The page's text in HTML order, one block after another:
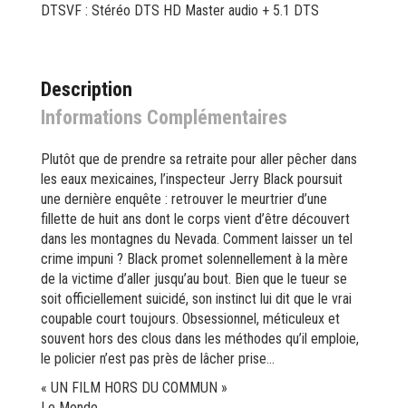
DTSVF : Stéréo DTS HD Master audio + 5.1 DTS
Description
Informations Complémentaires
Plutôt que de prendre sa retraite pour aller pêcher dans
les eaux mexicaines, l’inspecteur Jerry Black poursuit
une dernière enquête : retrouver le meurtrier d’une
fillette de huit ans dont le corps vient d’être découvert
dans les montagnes du Nevada. Comment laisser un tel
crime impuni ? Black promet solennellement à la mère
de la victime d’aller jusqu’au bout. Bien que le tueur se
soit officiellement suicidé, son instinct lui dit que le vrai
coupable court toujours. Obsessionnel, méticuleux et
souvent hors des clous dans les méthodes qu’il emploie,
le policier n’est pas près de lâcher prise…
« UN FILM HORS DU COMMUN »